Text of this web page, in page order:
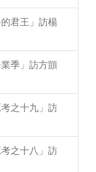
君王」訪楊
季」訪方顗
之十九」訪
之十八」訪